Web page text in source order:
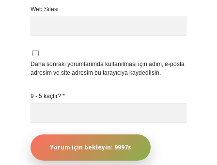
Web Sitesi
Daha sonraki yorumlarımda kullanılması için adım, e-posta
adresim ve site adresim bu tarayıcıya kaydedilsin.
9 - 5 kaçtır? *